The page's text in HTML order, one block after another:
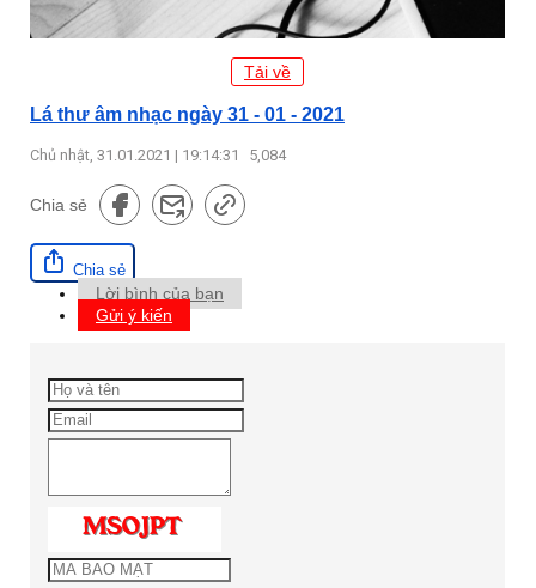
Tải về
Lá thư âm nhạc ngày 31 - 01 - 2021
Chủ nhật, 31.01.2021 | 19:14:31 5,084
Chia sẻ
Chia sẻ
Lời bình của bạn
Gửi ý kiến